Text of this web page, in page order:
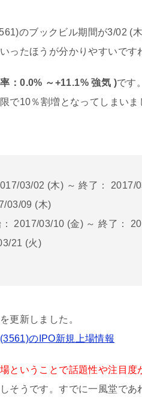
のブックビル期間が3/02 (
ったほうが分かりやすいです
：0.0% ～+11.1% 強気 )です。
で10％割増となってしまい
03/02 (木) ～ 終了： 2017/
03/09 (木)
2017/03/10 (金) ～ 終了：
21 (火)
更新しました。
のIPO新規上場情報
ということで話題性や注目度
そうです。すでに一風堂であ